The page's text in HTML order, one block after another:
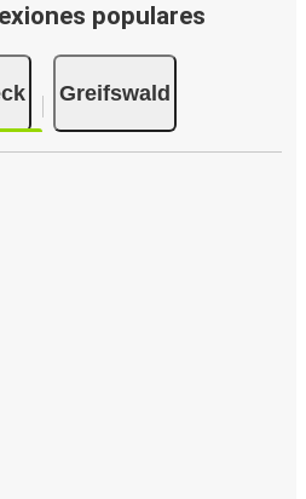
populares
Greifswald